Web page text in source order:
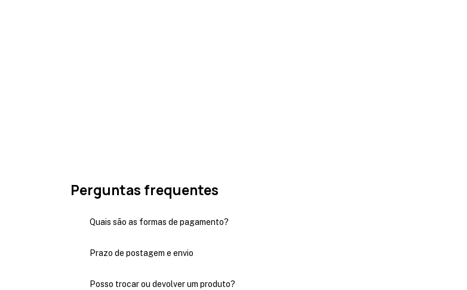
Perguntas frequentes
Quais são as formas de pagamento?
Prazo de postagem e envio
Posso trocar ou devolver um produto?